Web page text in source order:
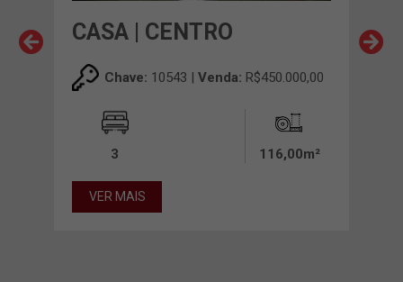
CASA | CENTRO
Chave: 10543 | Venda: R$450.000,00
3 116,00m²
VER MAIS